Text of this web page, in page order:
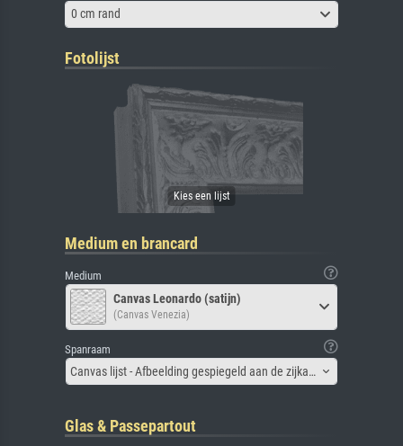
0 cm rand
Fotolijst
Medium en brancard
Medium
Canvas Leonardo (satijn)
(Canvas Venezia)
Spanraam
Canvas lijst - Afbeelding gespiegeld aan de zijkant
Glas & Passepartout